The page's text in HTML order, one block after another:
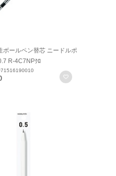
ボールペン替芯 ニードルポ
R-4C7NPｸﾛ